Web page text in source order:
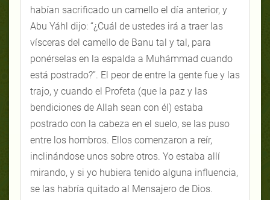
habían sacrificado un camello el día anterior, y
Abu Yáhl dijo: “¿Cuál de ustedes irá a traer las
vísceras del camello de Banu tal y tal, para
ponérselas en la espalda a Muhámmad cuando
está postrado?”. El peor de entre la gente fue y las
trajo, y cuando el Profeta (que la paz y las
bendiciones de Allah sean con él) estaba
postrado con la cabeza en el suelo, se las puso
entre los hombros. Ellos comenzaron a reír,
inclinándose unos sobre otros. Yo estaba allí
mirando, y si yo hubiera tenido alguna influencia,
se las habría quitado al Mensajero de Dios.